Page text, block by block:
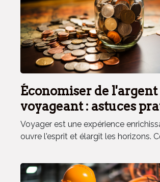
Économiser de l'argent
voyageant : astuces
Voyager est une expérience
ouvre l'esprit et élargit les horizons.